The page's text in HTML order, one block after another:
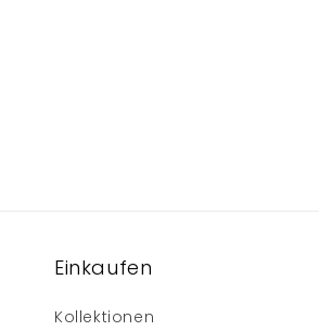
Einkaufen
Kollektionen